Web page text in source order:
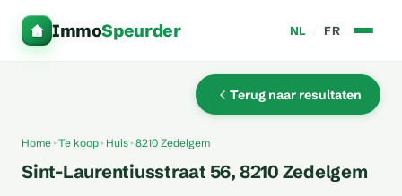
ImmoSpeurder NL FR
Terug naar resultaten
Home Te koop Huis 8210 Zedelgem
Sint-Laurentiusstraat 56, 8210 Zedelgem